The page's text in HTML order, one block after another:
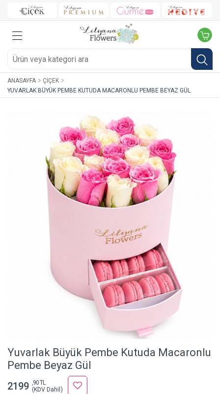
ANASAYFA
ÇIÇEK
YUVARLAK BÜYÜK PEMBE KUTUDA MACARONLU PEMBE BEYAZ GÜL
Yuvarlak Büyük Pembe Kutuda Macaronlu
Pembe Beyaz Gül
2199 ,90 TL
(KDV Dahil)